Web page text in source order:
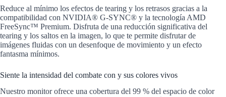
Reduce al mínimo los efectos de tearing y los retrasos gracias a la
compatibilidad con NVIDIA® G-SYNC® y la tecnología AMD
FreeSync™ Premium. Disfruta de una reducción significativa del
tearing y los saltos en la imagen, lo que te permite disfrutar de
imágenes fluidas con un desenfoque de movimiento y un efecto
fantasma mínimos.
Siente la intensidad del combate con y sus colores vivos
Nuestro monitor ofrece una cobertura del 99 % del espacio de color